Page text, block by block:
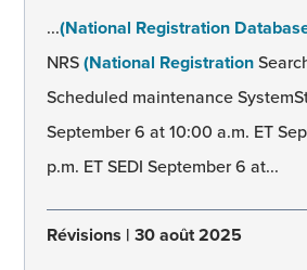
...(National Registration
NRS(National Registration
Scheduled maintenance
September 6 at 10:00 a.m. ET
p.m. ET SEDI September 6 at...
Révisions 30 août 2025